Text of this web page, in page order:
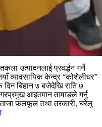
उत्पादनलाई प्रवर्द्धन गर्ने
व्यावसायिक केन्द्र “कोशेलीघर”
बिहान ७ बजेदेखि राति ७
आइतमान तामाङले गर्नु
फलफूल तथा तरकारी, घरेलु